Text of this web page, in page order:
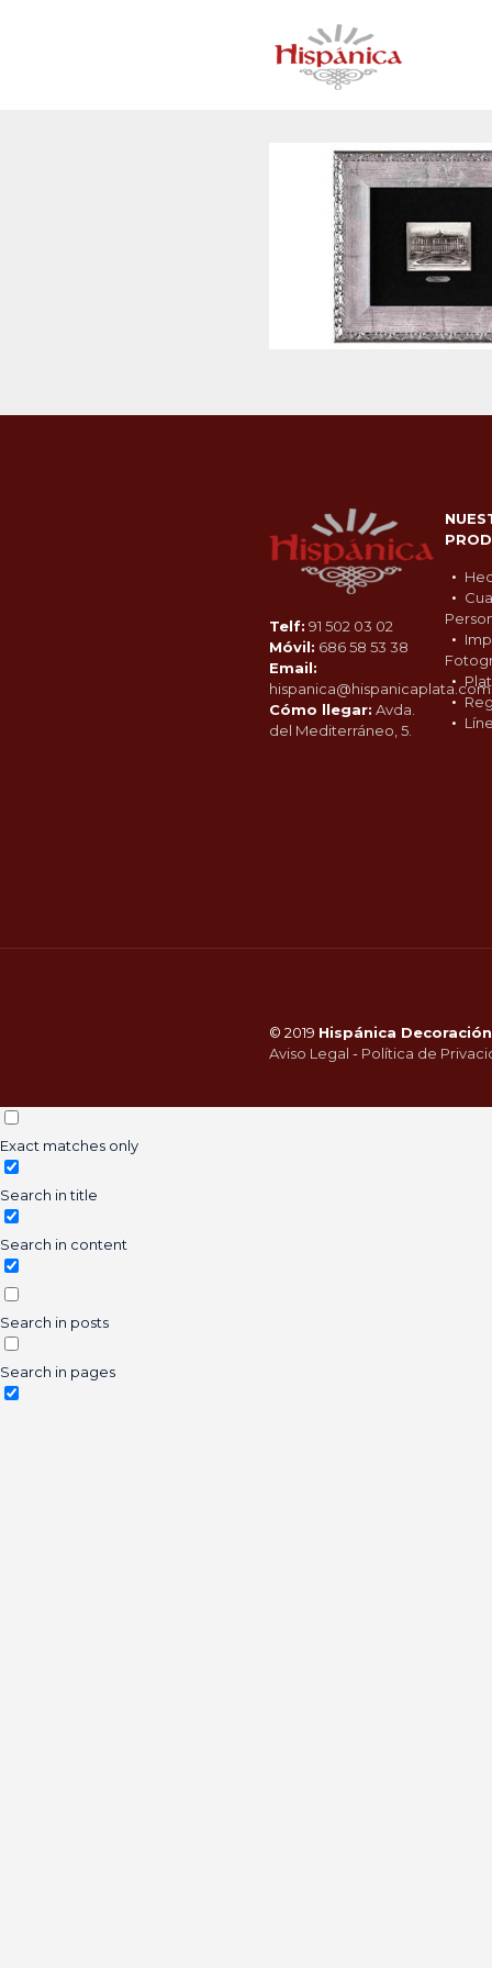
Telf: 91 502 03 02
Móvil: 686 58 53 38
Email:
hispanica@hispanicaplata.com
Cómo llegar: Avda.
del Mediterráneo, 5.
© 2019 Hispánica Decoración
Aviso Legal - Política de
Exact matches only
Search in title
Search in content
Search in posts
Search in pages